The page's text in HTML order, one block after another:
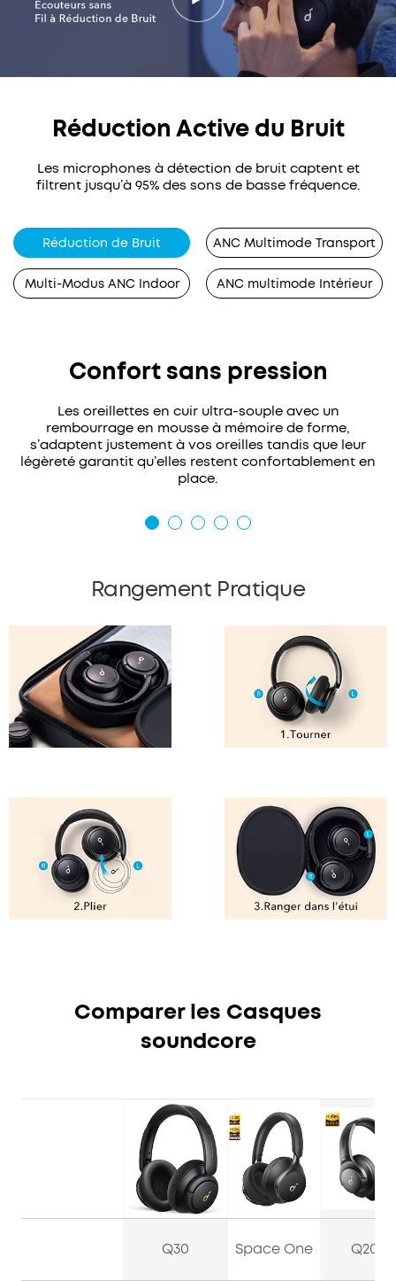
Réduction Active du Bruit
Les microphones à détection de bruit captent et
filtrent jusqu’à 95% des sons de basse fréquence.
Réduction de Bruit ANC Multimode Transport
Multi-Modus ANC Indoor ANC multimode Intérieur
Confort sans pression
Les oreillettes en cuir ultra-souple avec un
rembourrage en mousse à mémoire de forme,
s’adaptent justement à vos oreilles tandis que leur
légèreté garantit qu’elles restent confortablement en
place.
Rangement Pratique
Comparer les Casques
soundcore
Q30 Space One Q20i